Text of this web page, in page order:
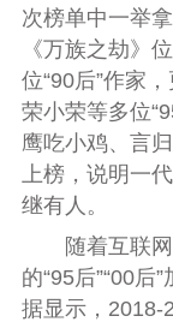
次榜单中一举
《万族之劫》
位“90后”作家
荣小荣等多位
鹰吃小鸡、言
上榜，说明一
继有人。
随着互联网
的“95后”“00后
据显示，2018-